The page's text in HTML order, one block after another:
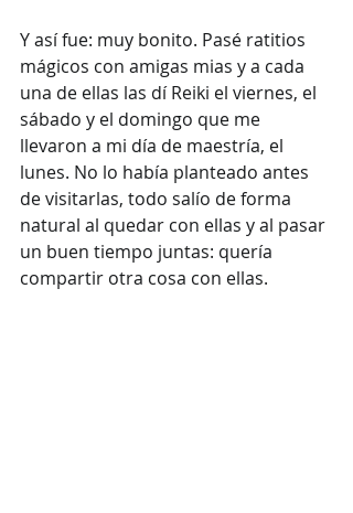
Y así fue: muy bonito. Pasé ratitios
mágicos con amigas mias y a cada
una de ellas las dí Reiki el viernes, el
sábado y el domingo que me
llevaron a mi día de maestría, el
lunes. No lo había planteado antes
de visitarlas, todo salío de forma
natural al quedar con ellas y al pasar
un buen tiempo juntas: quería
compartir otra cosa con ellas.